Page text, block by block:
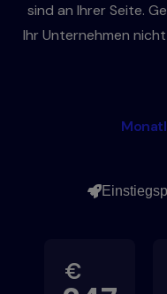
sind an Ihrer Seite.
Ihr Unternehmen
€